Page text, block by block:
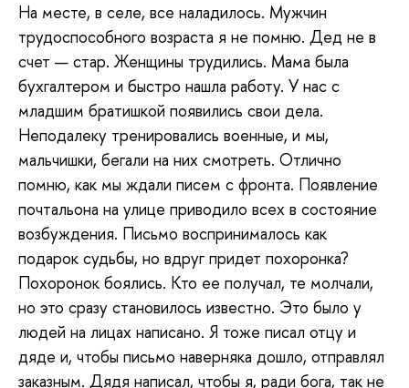
На месте, в селе, все наладилось. Мужчин
трудоспособного возраста я не помню. Дед не в
счет — стар. Женщины трудились. Мама была
бухгалтером и быстро нашла работу. У нас с
младшим братишкой появились свои дела.
Неподалеку тренировались военные, и мы,
мальчишки, бегали на них смотреть. Отлично
помню, как мы ждали писем с фронта. Появление
почтальона на улице приводило всех в состояние
возбуждения. Письмо воспринималось как
подарок судьбы, но вдруг придет похоронка?
Похоронок боялись. Кто ее получал, те молчали,
но это сразу становилось известно. Это было у
людей на лицах написано. Я тоже писал отцу и
дяде и, чтобы письмо наверняка дошло, отправлял
заказным. Дядя написал, чтобы я, ради бога, так не